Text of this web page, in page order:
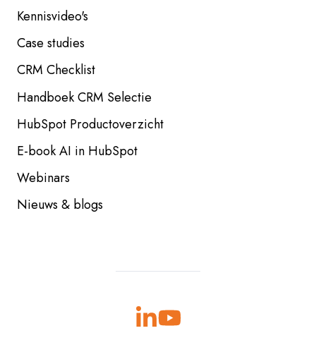
Kennisvideo's
Case studies
CRM Checklist
Handboek CRM Selectie
HubSpot Productoverzicht
E-book AI in HubSpot
Webinars
Nieuws & blogs